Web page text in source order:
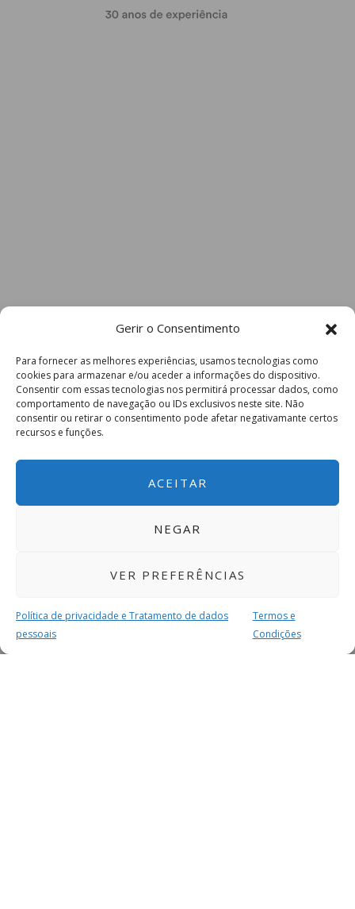
Gerir o Consentimento
Para fornecer as melhores experiências, usamos tecnologias como
cookies para armazenar e/ou aceder a informações do dispositivo.
Consentir com essas tecnologias nos permitirá processar dados, como
comportamento de navegação ou IDs exclusivos neste site. Não
consentir ou retirar o consentimento pode afetar negativamante certos
recursos e funções.
ACEITAR
NEGAR
VER PREFERÊNCIAS
Política de privacidade e Tratamento de dados
pessoais
Termos e
Condições